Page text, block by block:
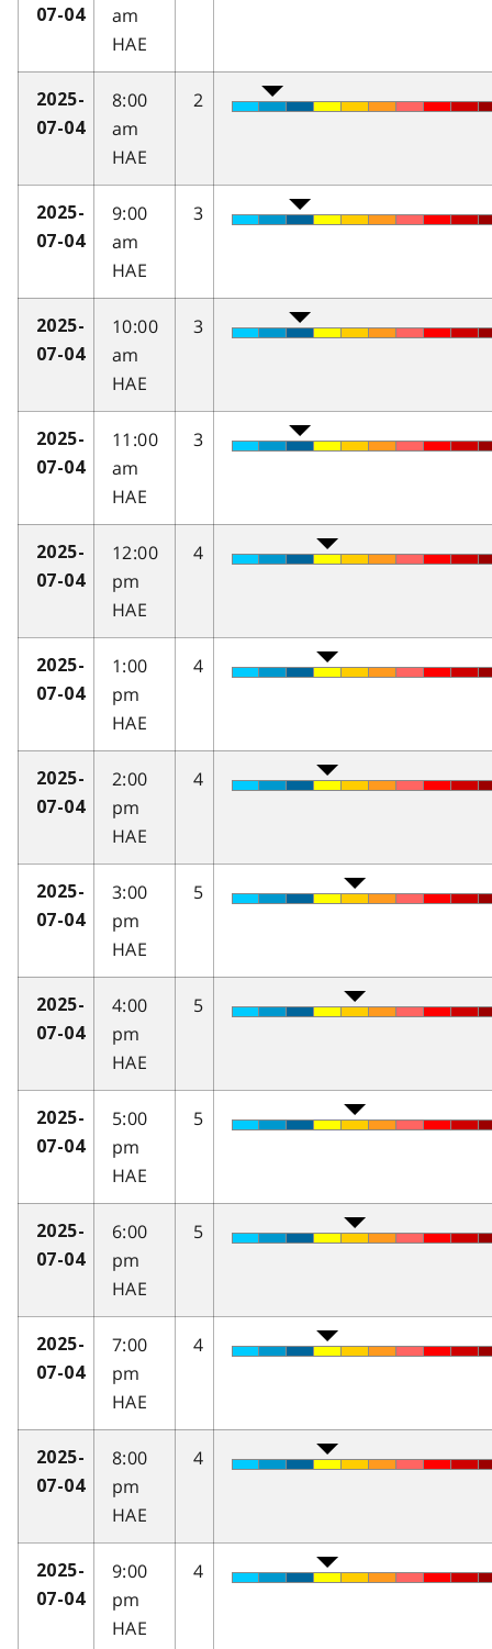
07-04
am
HAE
2025-
07-04
8:00
am
HAE
2
2025-
07-04
9:00
am
HAE
3
2025-
07-04
10:00
am
HAE
3
2025-
07-04
11:00
am
HAE
3
2025-
07-04
12:00
pm
HAE
4
2025-
07-04
1:00
pm
HAE
4
2025-
07-04
2:00
pm
HAE
4
2025-
07-04
3:00
pm
HAE
5
2025-
07-04
4:00
pm
HAE
5
2025-
07-04
5:00
pm
HAE
5
2025-
07-04
6:00
pm
HAE
5
2025-
07-04
7:00
pm
HAE
4
2025-
07-04
8:00
pm
HAE
4
2025-
07-04
9:00
pm
HAE
4